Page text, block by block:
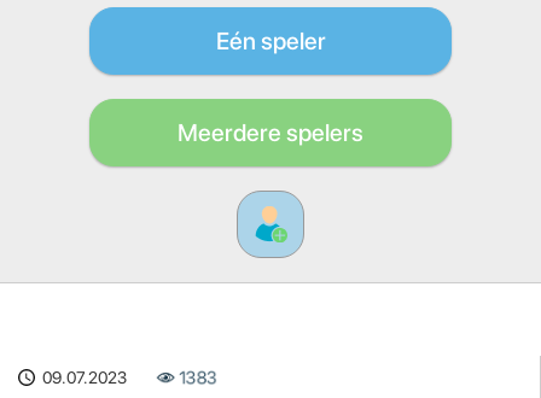
Eén speler
Meerdere spelers
09.07.2023 1383